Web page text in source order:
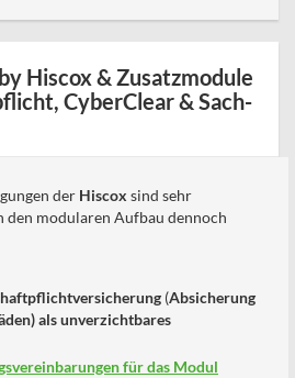
Hiscox & Zusatzmodule
CyberClear & Sach-
der Hiscox sind sehr
den modularen Aufbau dennoch
(Absicherung
als unverzichtbares
für das Modul